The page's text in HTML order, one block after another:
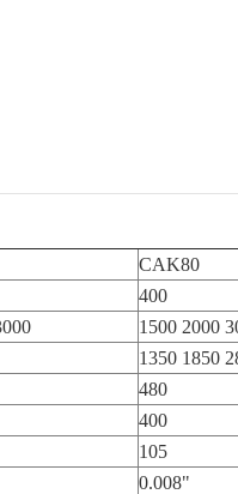
CAK80
400
1500 2000
1350 1850
480
400
105
0.008"